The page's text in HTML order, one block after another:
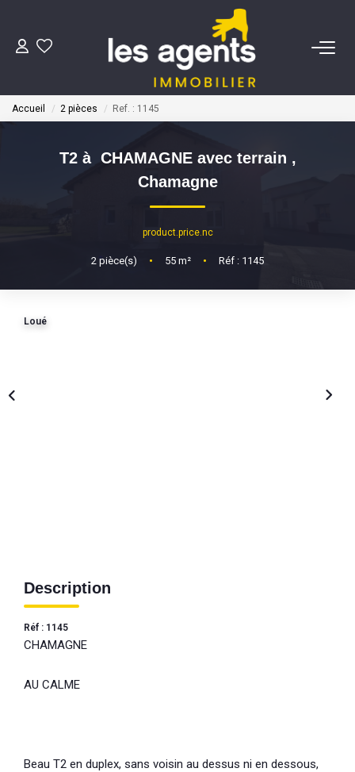
ACHETER
NOS AGENTS
BIENS VENDUS
ESTIMATION
Accueil 2 pièces Ref. : 1145
T2 à CHAMAGNE avec terrain ,
Chamagne
product.price.nc
2 pièce(s) • 55 m² • Réf : 1145
Loué
Description
Réf : 1145
CHAMAGNE
AU CALME
Beau T2 en duplex, sans voisin au dessus ni en dessous,